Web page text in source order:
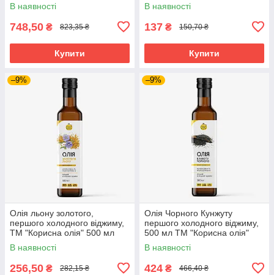
В наявності
748,50 ₴ 823,35 ₴
Купити
В наявності
137 ₴ 150,70 ₴
Купити
–9%
Олія льону золотого,
першого холодного віджиму,
ТМ "Корисна олія" 500 мл
В наявності
256,50 ₴ 282,15 ₴
–9%
Олія Чорного Кунжуту
першого холодного віджиму,
500 мл ТМ "Корисна олія"
В наявності
424 ₴ 466,40 ₴